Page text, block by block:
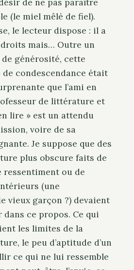
(le miel mêlé de fiel).
le lecteur dispose : il a
mais… Outre un
générosité, cette
condescendance était
que l’ami en
de littérature et
lire » est un attendu
voire de sa
Je suppose que des
plus obscure faits de
ou de
(une
vieux garçon ?) devaient
ce propos. Ce qui
les limites de la
le peu d’aptitude d’un
ce qui ne lui ressemble